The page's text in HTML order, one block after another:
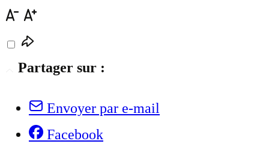
Partager sur :
Envoyer par e-mail
Facebook